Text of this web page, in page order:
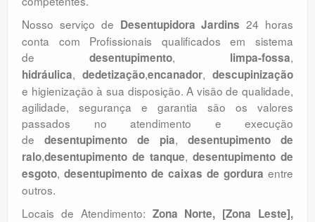
Nosso serviço de Desentupidora Jardins24 horas
conta com Profissionais qualificados em sistema
de desentupimento, limpa-fossa,
hidráulica, dedetização,encanador, descupinização
e higienização à sua disposição. A visão de qualidade,
agilidade, segurança e garantia são os valores
passados no atendimento e execução
de desentupimento de pia, desentupimento de
ralo,desentupimento de tanque, desentupimento de
esgoto, desentupimento de caixas de gordura entre
outros.
Locais de Atendimento: Zona Norte, [Zona Leste],